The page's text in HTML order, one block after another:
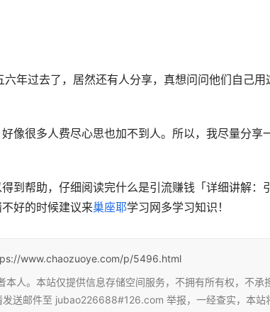
年过去了，居然还有人分享，真想问问他们自己用
像很多人费尽心思也加不到人。所以，我尽量分享
到帮助，仔细阅读完什么是引流赚钱「详细讲解：
好的时候建议来巢座耶学习网多学习知识！
www.chaozuoye.com/p/5496.html
人。本站仅提供信息存储空间服务，不拥有所有权，不承
送邮件至 jubao226688#126.com 举报，一经查实，本站